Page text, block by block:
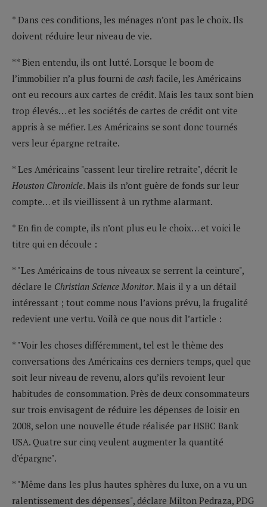
* Dans ces conditions, les ménages n’ont pas le choix. Ils
doivent réduire leur niveau de vie.
** Bien entendu, ils ont lutté. Lorsque le boom de
l’immobilier n’a plus fourni de cash facile, les Américains
ont eu recours aux cartes de crédit. Mais les taux sont bien
trop élevés… et les sociétés de cartes de crédit ont vite
appris à se méfier. Les Américains se sont donc tournés
vers leur épargne retraite.
* Les Américains "cassent leur tirelire retraite", décrit le
Houston Chronicle. Mais ils n’ont guère de fonds sur leur
compte… et ils vieillissent à un rythme alarmant.
* En fin de compte, ils n’ont plus eu le choix… et voici le
titre qui en découle :
* "Les Américains de tous niveaux se serrent la ceinture",
déclare le Christian Science Monitor. Mais il y a un détail
intéressant ; tout comme nous l’avions prévu, la frugalité
redevient une vertu. Voilà ce que nous dit l’article :
* "Voir les choses différemment, tel est le thème des
conversations des Américains ces derniers temps, quel que
soit leur niveau de revenu, alors qu’ils revoient leur
habitudes de consommation. Près de deux consommateurs
sur trois envisagent de réduire les dépenses de loisir en
2008, selon une nouvelle étude réalisée par HSBC Bank
USA. Quatre sur cinq veulent augmenter la quantité
d’épargne".
* "Même dans les plus hautes sphères du luxe, on a vu un
ralentissement des dépenses", déclare Milton Pedraza, PDG